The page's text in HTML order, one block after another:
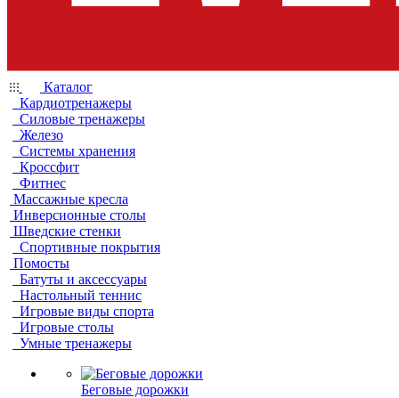
Каталог
Кардиотренажеры
Силовые тренажеры
Железо
Системы хранения
Кроссфит
Фитнес
Массажные кресла
Инверсионные столы
Шведские стенки
Спортивные покрытия
Помосты
Батуты и аксессуары
Настольный теннис
Игровые виды спорта
Игровые столы
Умные тренажеры
Беговые дорожки